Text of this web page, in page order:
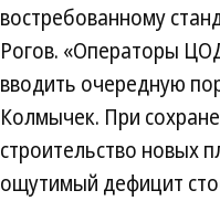
востребованному
Рогов. «Операторы
вводить очередную
Колмычек. При
строительство новых
ощутимый дефицит